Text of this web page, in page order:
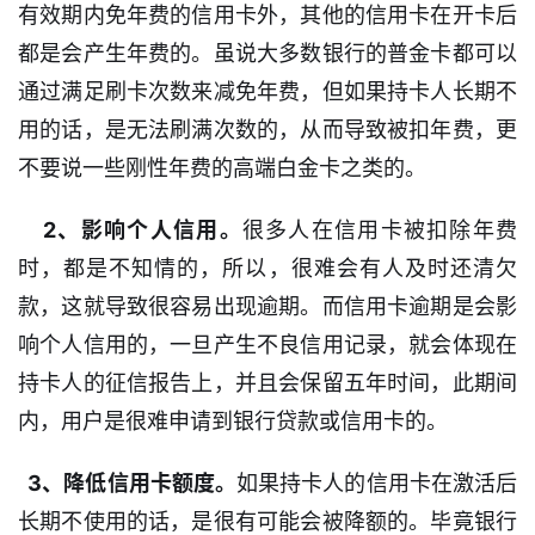
有效期内免年费的信用卡外，其他的信用卡在开卡后
都是会产生年费的。虽说大多数银行的普金卡都可以
通过满足刷卡次数来减免年费，但如果持卡人长期不
用的话，是无法刷满次数的，从而导致被扣年费，更
不要说一些刚性年费的高端白金卡之类的。
2、影响个人信用。 很多人在信用卡被扣除年费
时，都是不知情的，所以，很难会有人及时还清欠
款，这就导致很容易出现逾期。而信用卡逾期是会影
响个人信用的，一旦产生不良信用记录，就会体现在
持卡人的征信报告上，并且会保留五年时间，此期间
内，用户是很难申请到银行贷款或信用卡的。
3、降低信用卡额度。 如果持卡人的信用卡在激活后
长期不使用的话，是很有可能会被降额的。毕竟银行